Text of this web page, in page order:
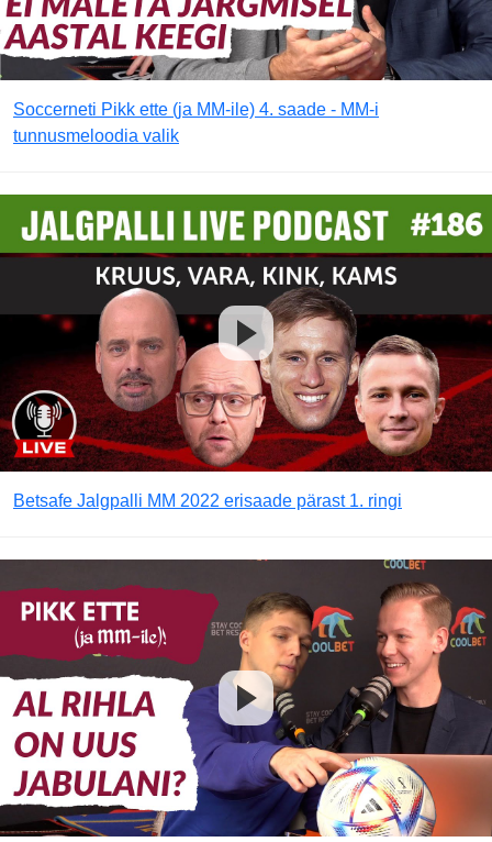
Soccerneti Pikk ette (ja MM-ile) 4. saade - MM-i
tunnusmeloodia valik
Betsafe Jalgpalli MM 2022 erisaade pärast 1. ringi